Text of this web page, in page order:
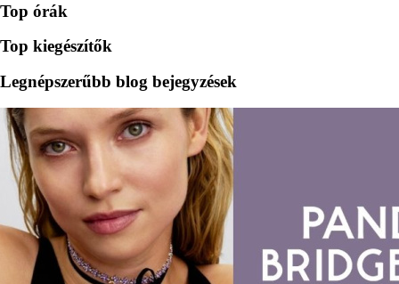
Top órák
Top kiegészítők
Legnépszerűbb blog bejegyzések